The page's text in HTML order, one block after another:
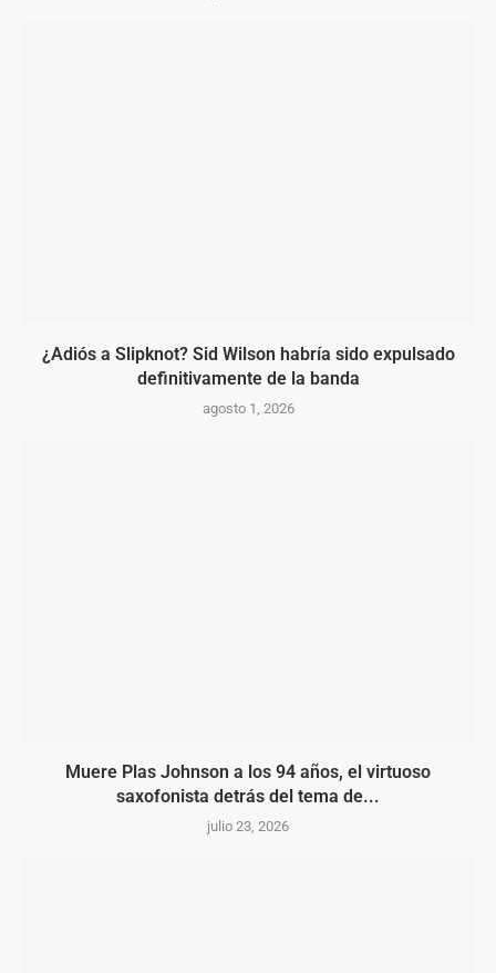
¿Adiós a Slipknot? Sid Wilson habría sido expulsado
definitivamente de la banda
agosto 1, 2026
Muere Plas Johnson a los 94 años, el virtuoso
saxofonista detrás del tema de...
julio 23, 2026